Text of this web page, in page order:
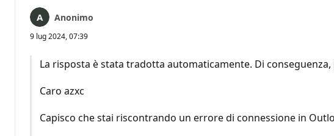
Anonimo
9 lug 2024, 07:39
La risposta è stata tradotta automaticamente. Di
Caro azxc
Capisco che stai riscontrando un errore di connessione in